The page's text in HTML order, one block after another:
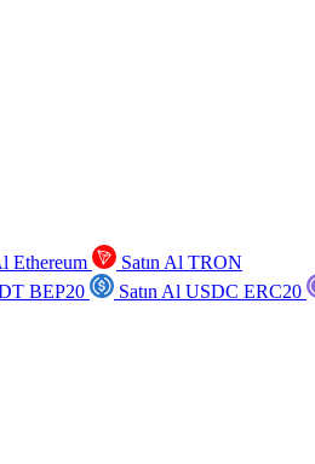
Ethereum
Satın Al TRON
BEP20 Satın Al USDC ERC20